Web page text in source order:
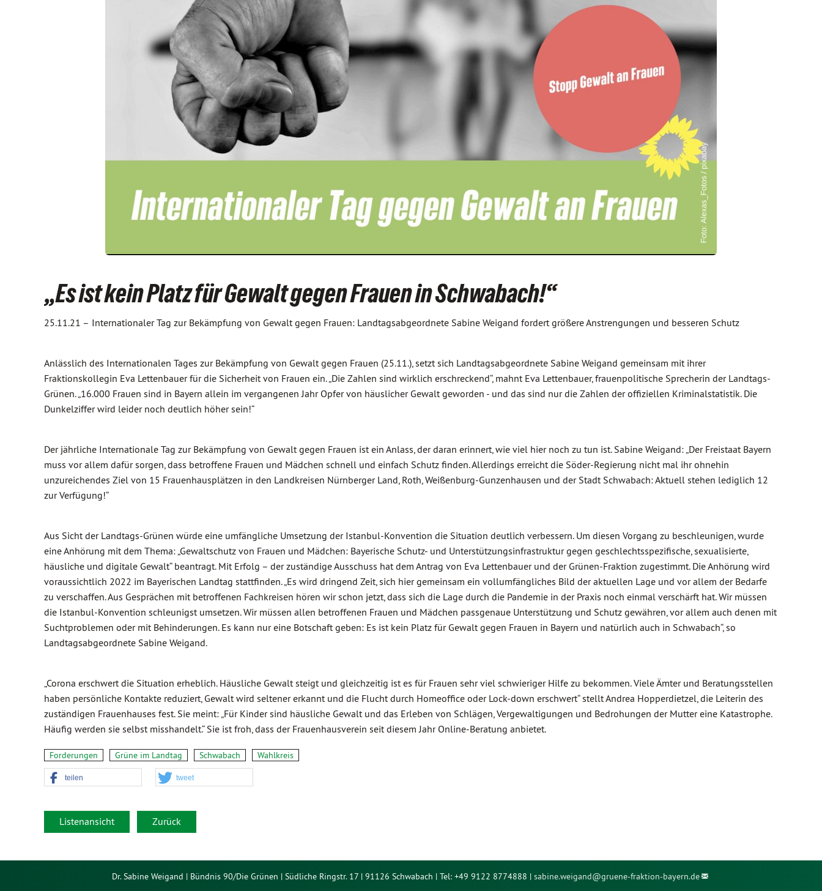
„Es ist kein Platz für Gewalt gegen Frauen in Schwabach!“
25.11.21 – Internationaler Tag zur Bekämpfung von Gewalt gegen Frauen: Landtagsabgeordnete Sabine Weigand fordert größere Anstrengungen und besseren Schutz
Anlässlich des Internationalen Tages zur Bekämpfung von Gewalt gegen Frauen (25.11.), setzt sich Landtagsabgeordnete Sabine Weigand gemeinsam mit ihrer
Fraktionskollegin Eva Lettenbauer für die Sicherheit von Frauen ein. „Die Zahlen sind wirklich erschreckend“, mahnt Eva Lettenbauer, frauenpolitische Sprecherin der Landtags-
Grünen. „16.000 Frauen sind in Bayern allein im vergangenen Jahr Opfer von häuslicher Gewalt geworden - und das sind nur die Zahlen der offiziellen Kriminalstatistik. Die
Dunkelziffer wird leider noch deutlich höher sein!“
Der jährliche Internationale Tag zur Bekämpfung von Gewalt gegen Frauen ist ein Anlass, der daran erinnert, wie viel hier noch zu tun ist. Sabine Weigand: „Der Freistaat Bayern
muss vor allem dafür sorgen, dass betroffene Frauen und Mädchen schnell und einfach Schutz finden. Allerdings erreicht die Söder-Regierung nicht mal ihr ohnehin
unzureichendes Ziel von 15 Frauenhausplätzen in den Landkreisen Nürnberger Land, Roth, Weißenburg-Gunzenhausen und der Stadt Schwabach: Aktuell stehen lediglich 12
zur Verfügung!“
Aus Sicht der Landtags-Grünen würde eine umfängliche Umsetzung der Istanbul-Konvention die Situation deutlich verbessern. Um diesen Vorgang zu beschleunigen, wurde
eine Anhörung mit dem Thema: „Gewaltschutz von Frauen und Mädchen: Bayerische Schutz- und Unterstützungsinfrastruktur gegen geschlechtsspezifische, sexualisierte,
häusliche und digitale Gewalt“ beantragt. Mit Erfolg – der zuständige Ausschuss hat dem Antrag von Eva Lettenbauer und der Grünen-Fraktion zugestimmt. Die Anhörung wird
voraussichtlich 2022 im Bayerischen Landtag stattfinden. „Es wird dringend Zeit, sich hier gemeinsam ein vollumfängliches Bild der aktuellen Lage und vor allem der Bedarfe
zu verschaffen. Aus Gesprächen mit betroffenen Fachkreisen hören wir schon jetzt, dass sich die Lage durch die Pandemie in der Praxis noch einmal verschärft hat. Wir müssen
die Istanbul-Konvention schleunigst umsetzen. Wir müssen allen betroffenen Frauen und Mädchen passgenaue Unterstützung und Schutz gewähren, vor allem auch denen mit
Suchtproblemen oder mit Behinderungen. Es kann nur eine Botschaft geben: Es ist kein Platz für Gewalt gegen Frauen in Bayern und natürlich auch in Schwabach“, so
Landtagsabgeordnete Sabine Weigand.
„Corona erschwert die Situation erheblich. Häusliche Gewalt steigt und gleichzeitig ist es für Frauen sehr viel schwieriger Hilfe zu bekommen. Viele Ämter und Beratungsstellen
haben persönliche Kontakte reduziert, Gewalt wird seltener erkannt und die Flucht durch Homeoffice oder Lock-down erschwert“ stellt Andrea Hopperdietzel, die Leiterin des
zuständigen Frauenhauses fest. Sie meint: „Für Kinder sind häusliche Gewalt und das Erleben von Schlägen, Vergewaltigungen und Bedrohungen der Mutter eine Katastrophe.
Häufig werden sie selbst misshandelt.“ Sie ist froh, dass der Frauenhausverein seit diesem Jahr Online-Beratung anbietet.
Forderungen Grüne im Landtag Schwabach Wahlkreis
teilen tweet
Listenansicht Zurück
Dr. Sabine Weigand | Bündnis 90/Die Grünen | Südliche Ringstr. 17 | 91126 Schwabach | Tel: +49 9122 8774888 |sabine.weigand@gruene-fraktion-bayern.de